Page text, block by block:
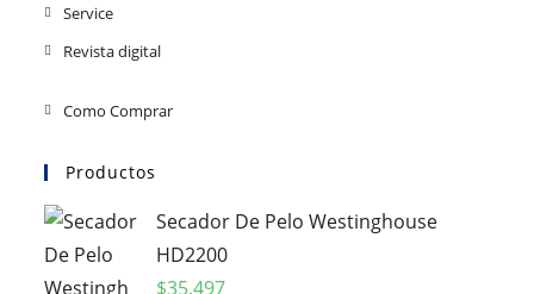
Service
Revista digital
Como Comprar
Productos
Secador De Pelo Westinghouse
HD2200
$35.497